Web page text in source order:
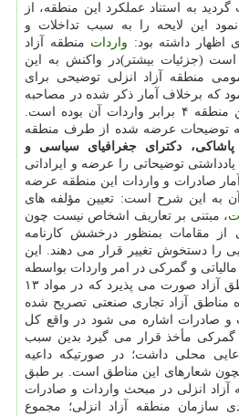
به استناد عملکرد این منطقه، از
این لایحه را به سبب تداخلات و
اظهار داشته بود: واردات منطقه آزاد
است (جزئیات بیشتر)در واکنش به این
منطقه آزاد انزلی توضیحی برای
که برخلاف آمار ذکر شده در مصاحبه
مذکور، مجموع صادرات این منطقه ۴ برابر واردات آن بوده است.
توضیحات عرضه شده از طرف منطقه
دکترای جغرافیای سیاسی و
یادداشتی توضیحاتی را عرضه و ایراداتی
صادرات و واردات این منطقه عرضه
به این شرح است: تعیین مؤلفه های
، مبتنی بر تعاریف اشخاص نیست چون
از مقامات بمنظور درخشش کارنامه
را دستخوش تغییر قرار می دهند. این
و گمرکی در امر واردات بواسطه
های مناطق آزاد صورت می پذیرد که در مواد ۱۳
اداره مناطق آزاد تجاری صنعتی تصریح شده
و صادرات اشاره می شود در واقع کل
گمرکی مأخذ قرار می گیرد بدین سبب
محلی داشت؛ در صورتیکه داعیه
شعارهای این مناطق است. بر طبق
آزاد انزلی در مبحث واردات و صادرات
سازمان منطقه آزاد انزلی؛ مجموع